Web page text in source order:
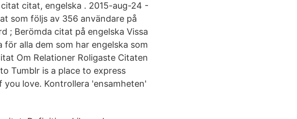
citat, engelska . 2015-aug-24 -
som följs av 356 användare på
; Berömda citat på engelska Vissa
alla dem som har engelska som
Om Relationer Roligaste Citaten
Tumblr is a place to express
love. Kontrollera 'ensamheten'